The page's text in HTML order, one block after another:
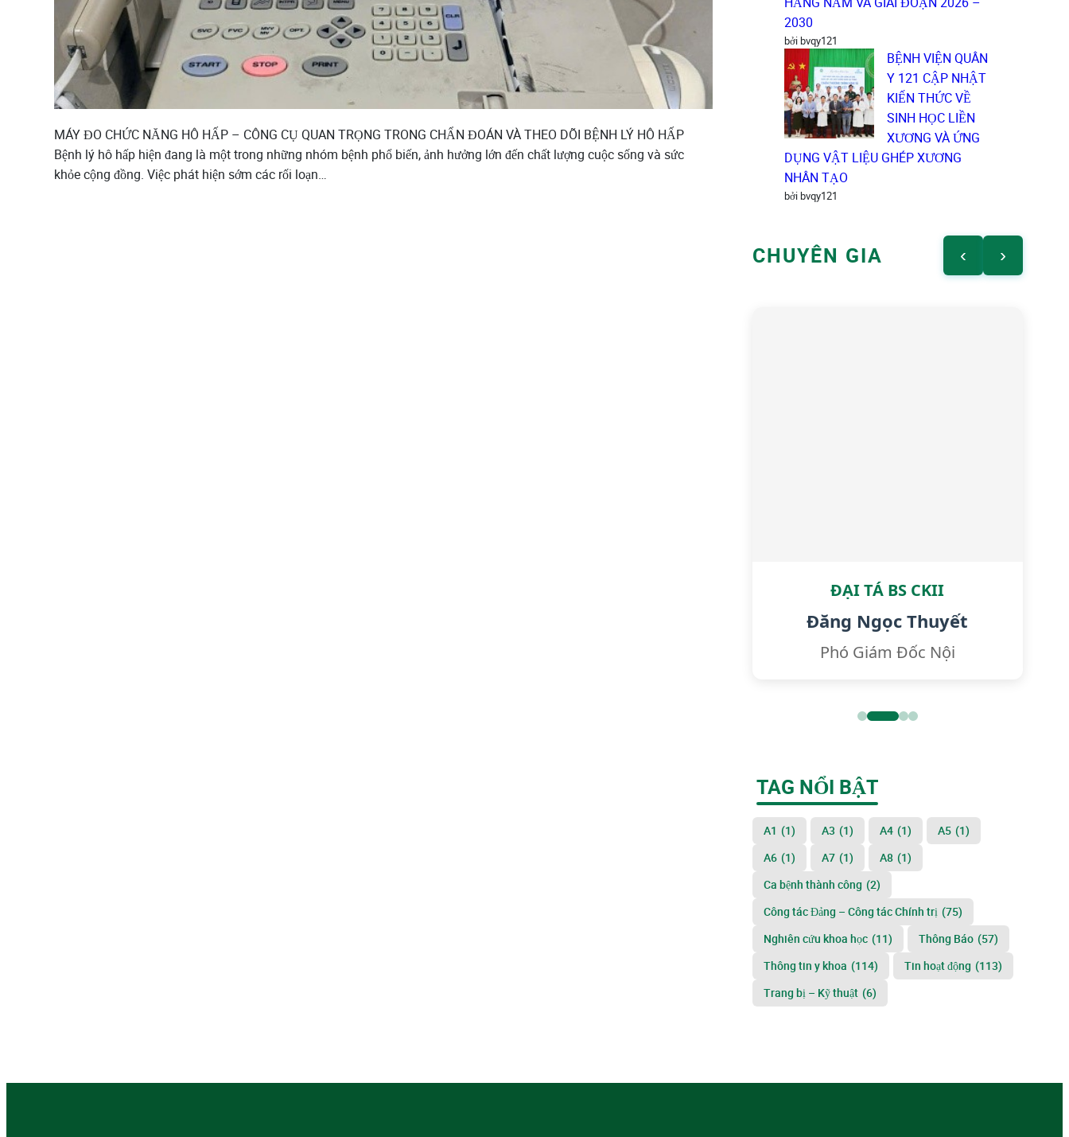
MÁY ĐO CHỨC NĂNG HÔ HẤP – CÔNG CỤ QUAN TRỌNG TRONG CHẨN ĐOÁN VÀ THEO DÕI BỆNH LÝ HÔ HẤP
Bệnh lý hô hấp hiện đang là một trong những nhóm bệnh phổ biến, ảnh hưởng lớn đến chất lượng cuộc sống và sức
khỏe cộng đồng. Việc phát hiện sớm các rối loạn…
2030
bởi bvqy121
BỆNH VIỆN QUÂN
Y 121 CẬP NHẬT
KIẾN THỨC VỀ
SINH HỌC LIỀN
XƯƠNG VÀ ỨNG
DỤNG VẬT LIỆU GHÉP XƯƠNG
NHÂN TẠO
bởi bvqy121
CHUYÊN GIA ‹ ›
ĐẠI TÁ BS CKII
Đăng Ngọc Thuyết
Phó Giám Đốc Nội
TAG NỔI BẬT
A1 (1) A3 (1) A4 (1) A5 (1)
A6 (1) A7 (1) A8 (1)
Ca bệnh thành công (2)
Công tác Đảng – Công tác Chính trị (75)
Nghiên cứu khoa học (11) Thông Báo (57)
Thông tin y khoa (114) Tin hoạt động (113)
Trang bị – Kỹ thuật (6)